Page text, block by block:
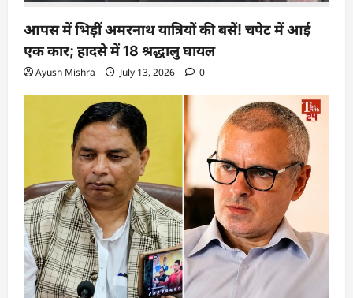
आपस में भिड़ीं अमरनाथ यात्रियों की बसें! चपेट में आई
एक कार; हादसे में 18 श्रद्धालु घायल
Ayush Mishra July 13, 2026 0